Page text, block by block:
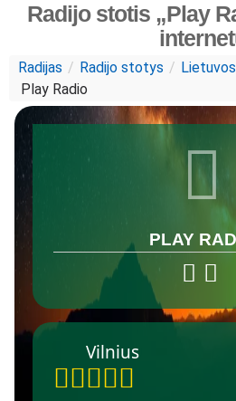
Radijo stotis „Play
Radijas / Radijo stotys /
Play Radio
PLAY
Vilnius